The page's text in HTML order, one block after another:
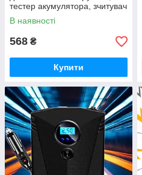
тестер акумулятора, зчитувач
кодів несправностей
В наявності
568 ₴
Купити